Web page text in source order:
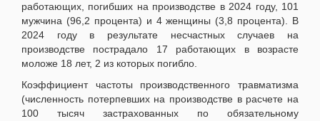
работающих, погибших на производстве в 2024 году, 101
мужчина (96,2 процента) и 4 женщины (3,8 процента). В
2024 году в результате несчастных случаев на
производстве пострадало 17 работающих в возрасте
моложе 18 лет, 2 из которых погибло.
Коэффициент частоты производственного травматизма
(численность потерпевших на производстве в расчете на
100 тысяч застрахованных по обязательному